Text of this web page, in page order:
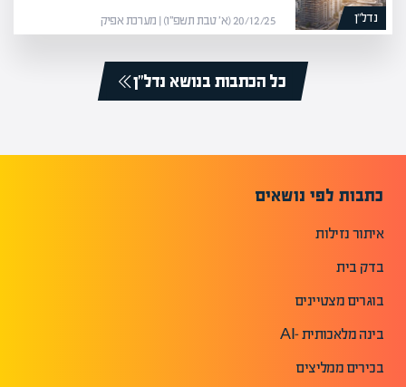
נדל”ן 20/12/25 (א׳ טבת תשפ״ו) | מערכת אפיק
כל הכתבות בנושא נדל”ן
כתבות לפי נושאים
איתור נזילות
בדק בית
בוגרים מצטיינים
בינה מלאכותית -AI
בכירים ממליצים